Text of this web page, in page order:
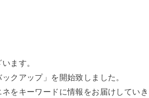
ます。
クアップ」を開始致しました。
をキーワードに情報をお届けしていき